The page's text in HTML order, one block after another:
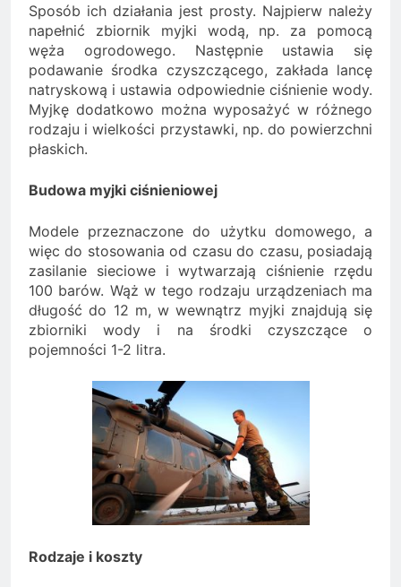
Sposób ich działania jest prosty. Najpierw należy
napełnić zbiornik myjki wodą, np. za pomocą
węża ogrodowego. Następnie ustawia się
podawanie środka czyszczącego, zakłada lancę
natryskową i ustawia odpowiednie ciśnienie wody.
Myjkę dodatkowo można wyposażyć w różnego
rodzaju i wielkości przystawki, np. do powierzchni
płaskich.
Budowa myjki ciśnieniowej
Modele przeznaczone do użytku domowego, a
więc do stosowania od czasu do czasu, posiadają
zasilanie sieciowe i wytwarzają ciśnienie rzędu
100 barów. Wąż w tego rodzaju urządzeniach ma
długość do 12 m, w wewnątrz myjki znajdują się
zbiorniki wody i na środki czyszczące o
pojemności 1-2 litra.
Rodzaje i koszty